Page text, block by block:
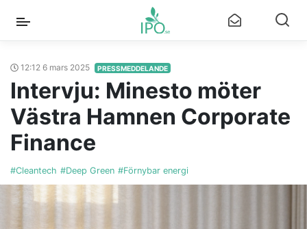
12:12 6 mars 2025 PRESSMEDDELANDE
Intervju: Minesto möter
Västra Hamnen Corporate
Finance
#Cleantech #Deep Green #Förnybar energi